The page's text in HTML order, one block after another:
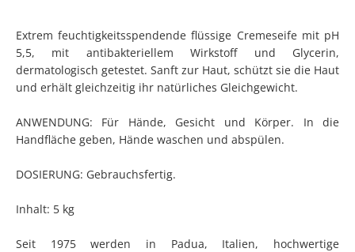
Extrem feuchtigkeitsspendende flüssige Cremeseife mit pH
5,5, mit antibakteriellem Wirkstoff und Glycerin,
dermatologisch getestet. Sanft zur Haut, schützt sie die Haut
und erhält gleichzeitig ihr natürliches Gleichgewicht.
ANWENDUNG: Für Hände, Gesicht und Körper. In die
Handfläche geben, Hände waschen und abspülen.
DOSIERUNG: Gebrauchsfertig.
Inhalt: 5 kg
Seit 1975 werden in Padua, Italien, hochwertige